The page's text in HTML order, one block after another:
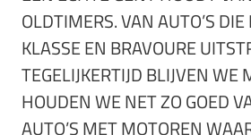
OLDTIMERS. VAN AUTO’S
KLASSE EN BRAVOURE
TEGELIJKERTIJD BLIJVEN WE
HOUDEN WE NET ZO GOED
AUTO’S MET MOTOREN